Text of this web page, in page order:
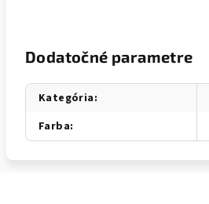
Dodatočné parametre
Kategória:
Farba: